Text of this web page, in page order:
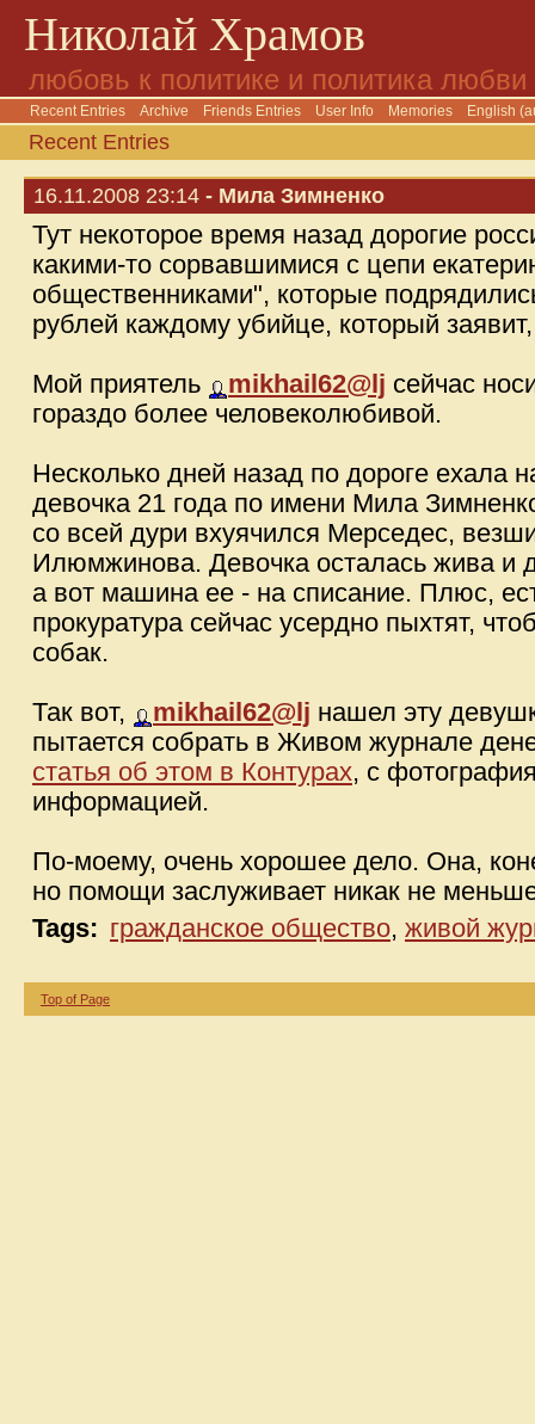
Николай Храмов
любовь к политике и политика любви
Recent Entries Archive Friends Entries User Info Memories English
Recent Entries
16.11.2008 23:14 - Мила Зимненко
Тут некоторое время назад дорогие
какими-то сорвавшимися с цепи
общественниками", которые
рублей каждому убийце, который
Мой приятель mikhail62@lj сейчас
гораздо более человеколюбивой.
Несколько дней назад по дороге ехала
девочка 21 года по имени Мила
со всей дури вхуячился Мерседес,
Илюмжинова. Девочка осталась жива и
а вот машина ее - на списание. Плюс,
прокуратура сейчас усердно пыхтят,
собак.
Так вот, mikhail62@lj нашел эту
пытается собрать в Живом журнале
статья об этом в Контурах, с
информацией.
По-моему, очень хорошее дело. Она,
но помощи заслуживает никак не
Tags: гражданское общество, живой
Top of Page